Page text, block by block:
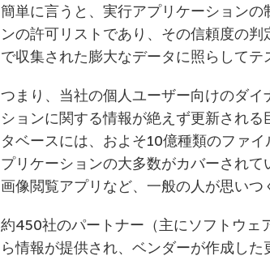
簡単に言うと、実行アプリケーション
ンの許可リストであり、その信頼度の
で収集された膨大なデータに照らしてテ
つまり、当社の個人ユーザー向けのダ
ションに関する情報が絶えず更新され
タベースには、およそ10億種類のファ
プリケーションの大多数がカバーされて
画像閲覧アプリなど、一般の人が思いつ
約450社のパートナー（主にソフトウェ
ら情報が提供され、ベンダーが作成した